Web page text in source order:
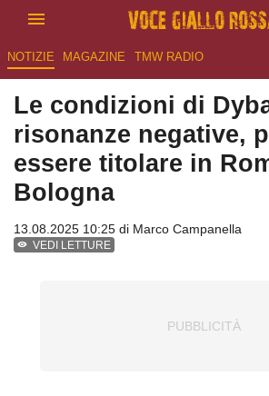
NOTIZIE MAGAZINE TMW RADIO
Le condizioni di
risonanze negative,
essere titolare in
Bologna
13.08.2025 10:25 di Marco Campanella
VEDI LETTURE